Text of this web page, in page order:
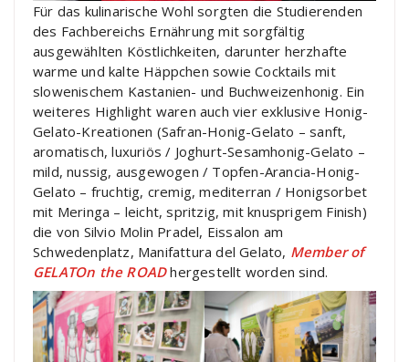
Für das kulinarische Wohl sorgten die Studierenden
des Fachbereichs Ernährung mit sorgfältig
ausgewählten Köstlichkeiten, darunter herzhafte
warme und kalte Häppchen sowie Cocktails mit
slowenischem Kastanien- und Buchweizenhonig. Ein
weiteres Highlight waren auch vier exklusive Honig-
Gelato-Kreationen (Safran-Honig-Gelato – sanft,
aromatisch, luxuriös / Joghurt-Sesamhonig-Gelato –
mild, nussig, ausgewogen / Topfen-Arancia-Honig-
Gelato – fruchtig, cremig, mediterran / Honigsorbet
mit Meringa – leicht, spritzig, mit knusprigem Finish)
die von Silvio Molin Pradel, Eissalon am
Schwedenplatz, Manifattura del Gelato, Member of
GELATOn the ROADhergestellt worden sind.